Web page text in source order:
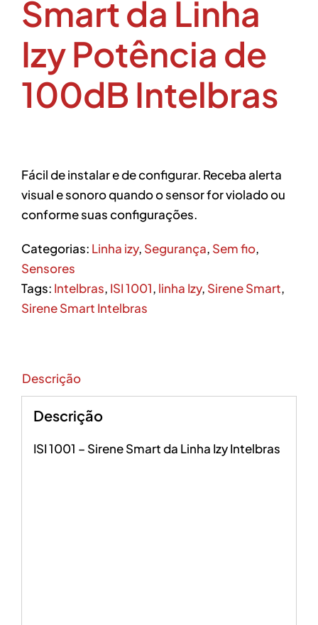
Smart da Linha
Izy Potência de
100dB Intelbras
Fácil de instalar e de configurar. Receba alerta
visual e sonoro quando o sensor for violado ou
conforme suas configurações.
Categorias: Linha izy, Segurança, Sem fio,
Sensores
Tags: Intelbras, ISI 1001, linha Izy, Sirene Smart,
Sirene Smart Intelbras
Descrição
Descrição
ISI 1001 – Sirene Smart da Linha Izy Intelbras